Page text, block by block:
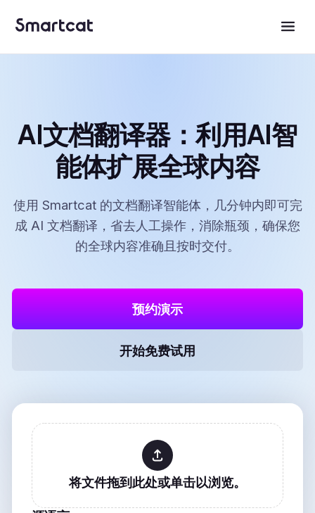
AI文档翻译器：利用AI智
能体扩展全球内容
使用 Smartcat 的文档翻译智能体，几分钟内即可完
成 AI 文档翻译，省去人工操作，消除瓶颈，确保您
的全球内容准确且按时交付。
预约演示
开始免费试用
将文件拖到此处或单击以浏览。